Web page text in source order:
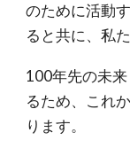
のために活動
ると共に、私
100年先の未
るため、これ
ります。